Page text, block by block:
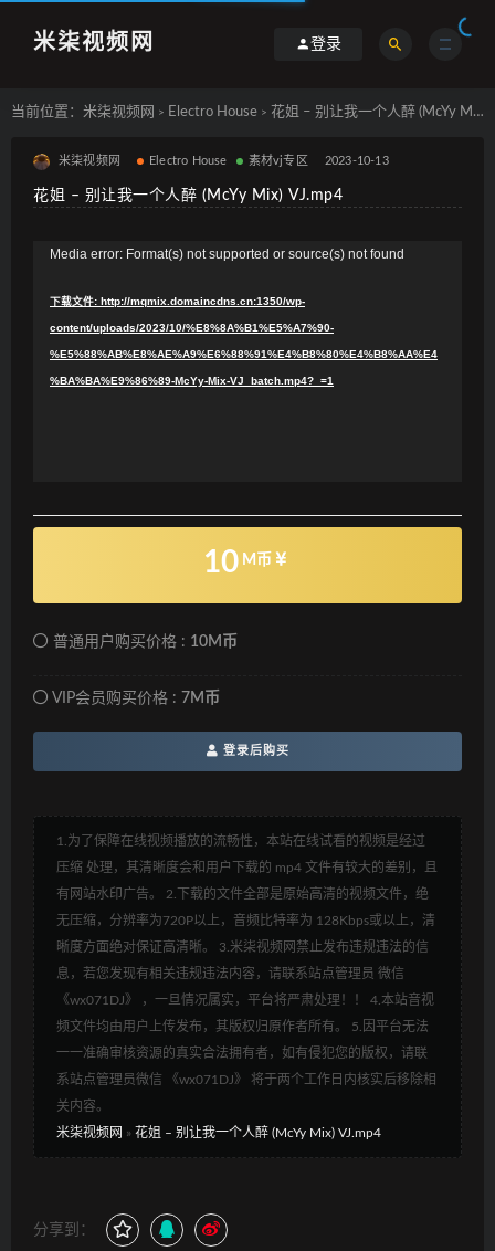
米柒视频网 登录
当前位置： 米柒视频网 > Electro House > 花姐 – 别让我一个人醉 (McYy Mix) VJ.mp4
米柒视频网 Electro House 素材vj专区 2023-10-13
花姐 – 别让我一个人醉 (McYy Mix) VJ.mp4
Media error: Format(s) not supported or source(s) not found
下载文件: http://mqmix.domaincdns.cn:1350/wp-
content/uploads/2023/10/%E8%8A%B1%E5%A7%90-
%E5%88%AB%E8%AE%A9%E6%88%91%E4%B8%80%E4%B8%AA%E4
%BA%BA%E9%86%89-McYy-Mix-VJ_batch.mp4?_=1
10 M币
普通用户购买价格 : 10M币
VIP会员购买价格 : 7M币
登录后购买
1.为了保障在线视频播放的流畅性，本站在线试看的视频是经过
压缩 处理，其清晰度会和用户下载的 mp4 文件有较大的差别，且
有网站水印广告。 2.下载的文件全部是原始高清的视频文件，绝
无压缩，分辨率为720P以上，音频比特率为 128Kbps或以上，清
晰度方面绝对保证高清晰。 3.米柒视频网禁止发布违规违法的信
息，若您发现有相关违规违法内容，请联系站点管理员 微信
《wx071DJ》 ，一旦情况属实，平台将严肃处理！！ 4.本站音视
频文件均由用户上传发布，其版权归原作者所有。 5.因平台无法
一一准确审核资源的真实合法拥有者，如有侵犯您的版权，请联
系站点管理员微信 《wx071DJ》 将于两个工作日内核实后移除相
关内容。
米柒视频网 » 花姐 – 别让我一个人醉 (McYy Mix) VJ.mp4
分享到：